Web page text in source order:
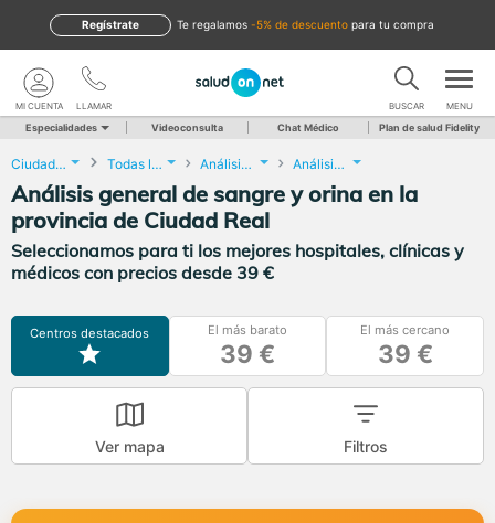
te regalamos -5% de descuento para tu compra
Regístrate
LLAMAR
MI CUENTA BUSCAR MENU
Especialidades Videoconsulta Chat Médico Plan de salud Fidelity
Ciudad Real Todas las localidades Análisis Clínicos Análisis general de sangre y orina
Análisis general de sangre y orina en la
provincia de Ciudad Real
Seleccionamos para ti los mejores hospitales, clínicas y
médicos con precios desde 39 €
Centros destacados El más barato
39 €
El más cercano
39 €
Ver mapa Filtros